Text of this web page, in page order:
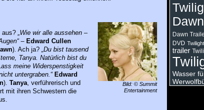
Bild: © Summit
Entertainment
aus? „Wie wir alle aussehen –
–Edward Cullen
). Ach ja? „Du bist tausend
Tanya. Natürlich bist du
meine Widerspenstigkeit
untergraben.“ Edward
). Tanya, verführerisch und
mit ihren Schwestern die
Dawn
Dawn
DVD
trailer
Wasser